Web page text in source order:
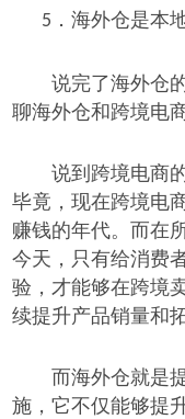
5．海外仓是本
说完了海外仓
聊海外仓和跨境电
说到跨境电商
毕竟，现在跨境电
赚钱的年代。而在
今天，只有给消费
验，才能够在跨境
续提升产品销量和
而海外仓就是
施，它不仅能够提